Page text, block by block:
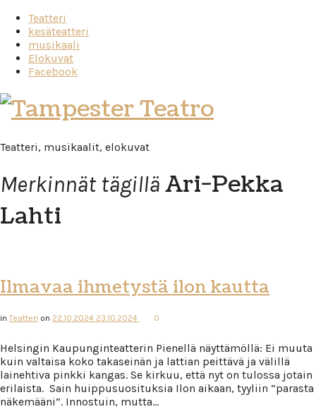
Teatteri
kesäteatteri
musikaali
Elokuvat
Facebook
Tampester
Teatro
Teatteri, musikaalit, elokuvat
Merkinnät tägillä Ari-Pekka
Lahti
Ilmavaa ihmetystä ilon kautta
inTeatteri on 22.10.2024 23.10.2024 0
Helsingin Kaupunginteatterin Pienellä näyttämöllä: Ei muuta
kuin valtaisa koko takaseinän ja lattian peittävä ja välillä
lainehtiva pinkki kangas. Se kirkuu, että nyt on tulossa jotain
erilaista. Sain huippusuosituksia Ilon aikaan, tyyliin ”parasta
näkemääni”. Innostuin, mutta…